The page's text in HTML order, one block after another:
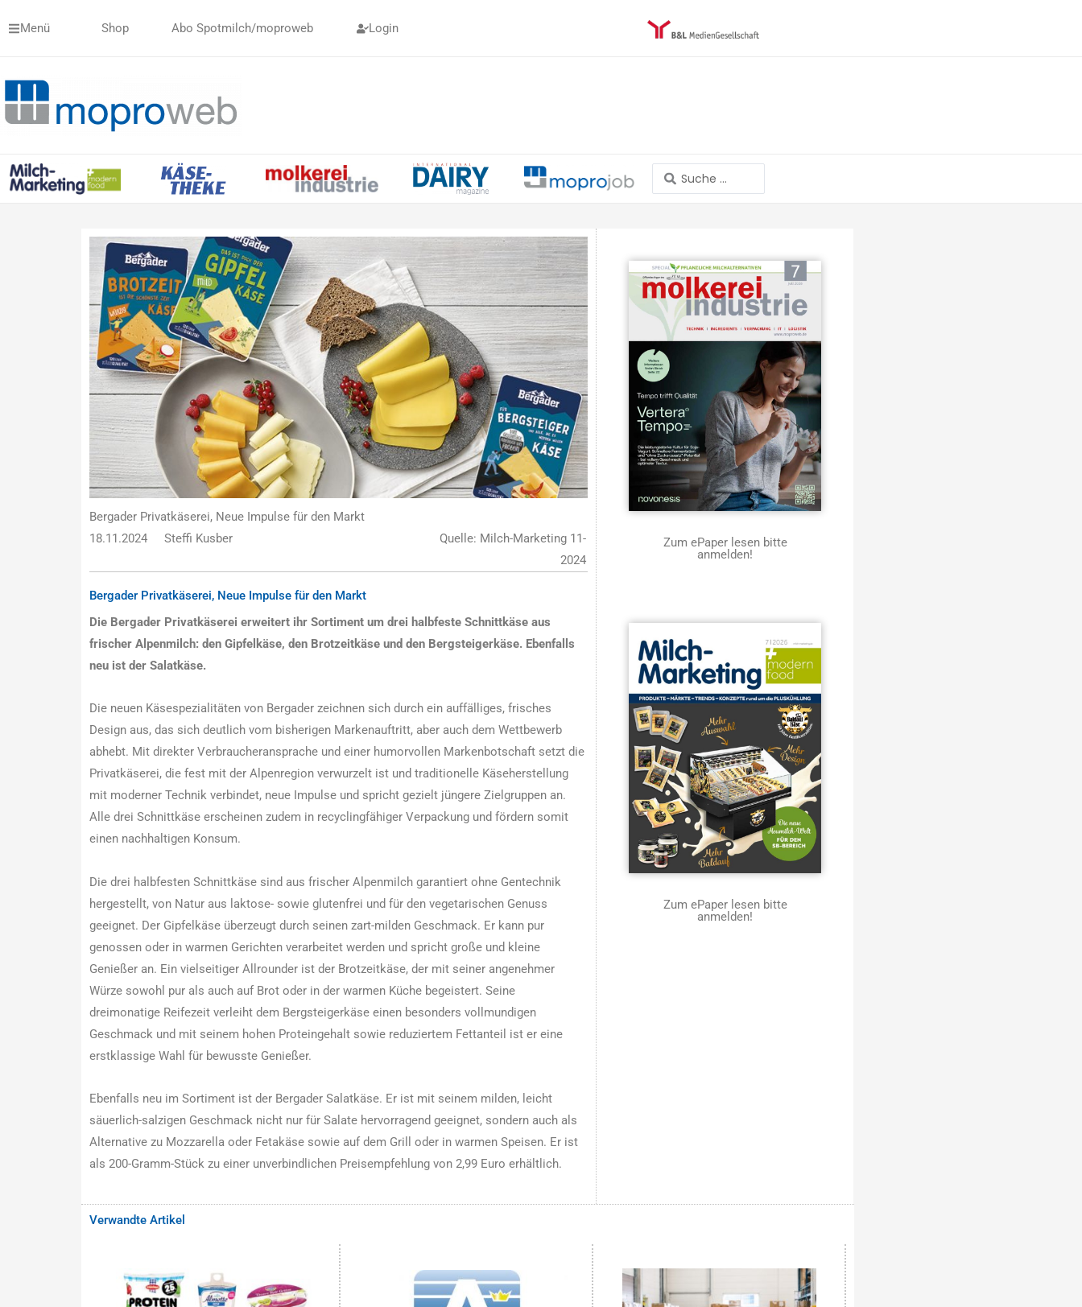
InhaltMenü Shop Abo Spotmilch/moproweb Login
Search
...
Bergader Privatkäserei, Neue Impulse für den Markt
18.11.2024
Steffi Kusber
Quelle: Milch-Marketing 11-
2024
Bergader Privatkäserei, Neue Impulse für den Markt
Die Bergader Privatkäserei erweitert ihr Sortiment um drei halbfeste Schnittkäse aus
frischer Alpenmilch: den Gipfelkäse, den Brotzeitkäse und den Bergsteigerkäse. Ebenfalls
neu ist der Salatkäse.
Die neuen Käsespezialitäten von Bergader zeichnen sich durch ein auffälliges, frisches
Design aus, das sich deutlich vom bisherigen Markenauftritt, aber auch dem Wettbewerb
abhebt. Mit direkter Verbraucheransprache und einer humorvollen Markenbotschaft setzt die
Privatkäserei, die fest mit der Alpenregion verwurzelt ist und traditionelle Käseherstellung
mit moderner Technik verbindet, neue Impulse und spricht gezielt jüngere Zielgruppen an.
Alle drei Schnittkäse erscheinen zudem in recyclingfähiger Verpackung und fördern somit
einen nachhaltigen Konsum.
Die drei halbfesten Schnittkäse sind aus frischer Alpenmilch garantiert ohne Gentechnik
hergestellt, von Natur aus laktose- sowie glutenfrei und für den vegetarischen Genuss
geeignet. Der Gipfelkäse überzeugt durch seinen zart-milden Geschmack. Er kann pur
genossen oder in warmen Gerichten verarbeitet werden und spricht große und kleine
Genießer an. Ein vielseitiger Allrounder ist der Brotzeitkäse, der mit seiner angenehmer
Würze sowohl pur als auch auf Brot oder in der warmen Küche begeistert. Seine
dreimonatige Reifezeit verleiht dem Bergsteigerkäse einen besonders vollmundigen
Geschmack und mit seinem hohen Proteingehalt sowie reduziertem Fettanteil ist er eine
erstklassige Wahl für bewusste Genießer.
Ebenfalls neu im Sortiment ist der Bergader Salatkäse. Er ist mit seinem milden, leicht
säuerlich-salzigen Geschmack nicht nur für Salate hervorragend geeignet, sondern auch als
Alternative zu Mozzarella oder Fetakäse sowie auf dem Grill oder in warmen Speisen. Er ist
als 200-Gramm-Stück zu einer unverbindlichen Preisempfehlung von 2,99 Euro erhältlich.
Zum ePaper lesen bitte
anmelden!
Zum ePaper lesen bitte
anmelden!
Verwandte Artikel